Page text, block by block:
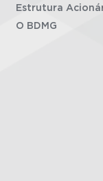
Estrutura
O BDMG